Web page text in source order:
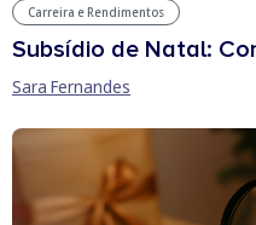
Carreira e Rendimentos
Subsídio de Natal:
Sara Fernandes